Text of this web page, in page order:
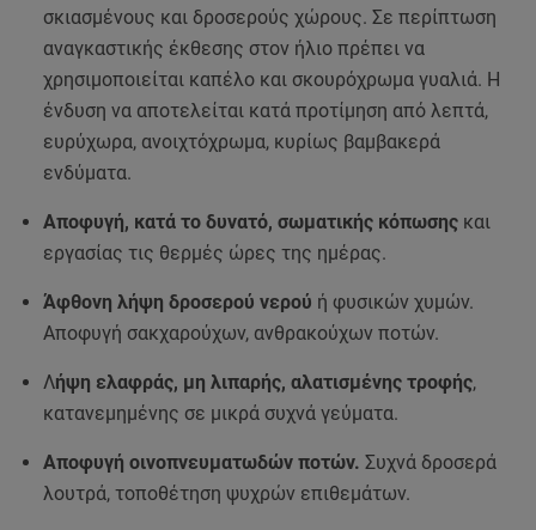
σκιασμένους και δροσερούς χώρους. Σε περίπτωση
αναγκαστικής έκθεσης στον ήλιο πρέπει να
χρησιμοποιείται καπέλο και σκουρόχρωμα γυαλιά. Η
ένδυση να αποτελείται κατά προτίμηση από λεπτά,
ευρύχωρα, ανοιχτόχρωμα, κυρίως βαμβακερά
ενδύματα.
Αποφυγή, κατά το δυνατό, σωματικής κόπωσης και
εργασίας τις θερμές ώρες της ημέρας.
Άφθονη λήψη δροσερού νερού ή φυσικών χυμών.
Αποφυγή σακχαρούχων, ανθρακούχων ποτών.
Λήψη ελαφράς, μη λιπαρής, αλατισμένης τροφής,
κατανεμημένης σε μικρά συχνά γεύματα.
Αποφυγή οινοπνευματωδών ποτών. Συχνά δροσερά
λουτρά, τοποθέτηση ψυχρών επιθεμάτων.